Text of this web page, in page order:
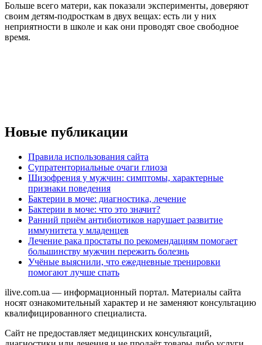
Больше всего матери, как показали эксперименты, доверяют
своим детям-подросткам в двух вещах: есть ли у них
неприятности в школе и как они проводят свое свободное
время.
Новые публикации
Правила использования сайта
Супратенториальные очаги глиоза
Шизофрения у мужчин: симптомы, характерные
признаки поведения
Бактерии в моче: диагностика, лечение
Бактерии в моче: что это значит?
Ранний приём антибиотиков нарушает развитие
иммунитета у младенцев
Лечение рака простаты по рекомендациям помогает
большинству мужчин пережить болезнь
Учёные выяснили, что ежедневные тренировки
помогают лучше спать
ilive.com.ua — информационный портал. Материалы сайта
носят ознакомительный характер и не заменяют консультацию
квалифицированного специалиста.
Сайт не предоставляет медицинских консультаций,